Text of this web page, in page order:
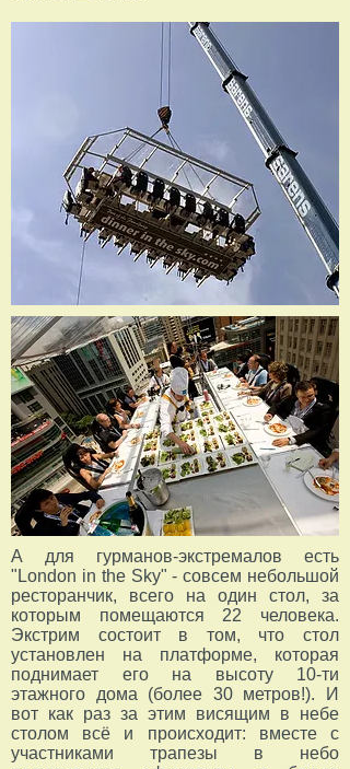
А для гурманов-экстремалов есть
"London in the Sky" - совсем небольшой
ресторанчик, всего на один стол, за
которым помещаются 22 человека.
Экстрим состоит в том, что стол
установлен на платформе, которая
поднимает его на высоту 10-ти
этажного дома (более 30 метров!). И
вот как раз за этим висящим в небе
столом всё и происходит: вместе с
участниками трапезы в небо